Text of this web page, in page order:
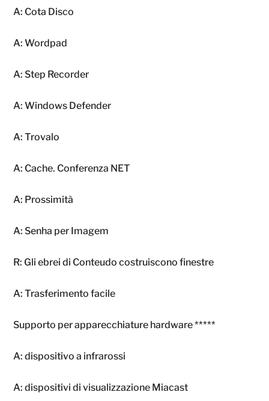
A: Cota Disco
A: Wordpad
A: Step Recorder
A: Windows Defender
A: Trovalo
A: Cache. Conferenza NET
A: Prossimità
A: Senha per Imagem
R: Gli ebrei di Conteudo costruiscono finestre
A: Trasferimento facile
Supporto per apparecchiature hardware *****
A: dispositivo a infrarossi
A: dispositivi di visualizzazione Miacast